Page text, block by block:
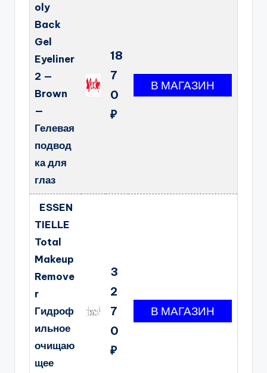
oly
Back
Gel
Eyeliner
2 —
Brown
—
Гелевая
подвод
ка для
глаз
18
7
0
₽
ESSEN
TIELLE
Total
Makeup
Remove
r
Гидроф
ильное
очищаю
щее
3
2
7
0
₽